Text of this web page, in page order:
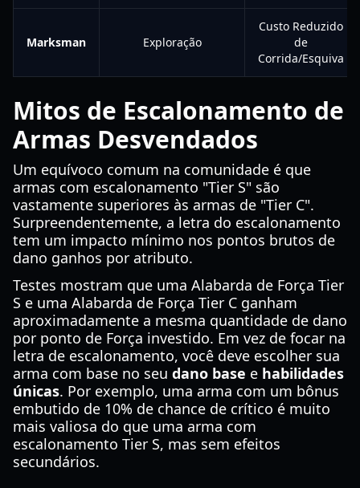
Marksman Exploração
Custo Reduzido
de
Corrida/Esquiva
Mitos de Escalonamento de
Armas Desvendados
Um equívoco comum na comunidade é que
armas com escalonamento "Tier S" são
vastamente superiores às armas de "Tier C".
Surpreendentemente, a letra do escalonamento
tem um impacto mínimo nos pontos brutos de
dano ganhos por atributo.
Testes mostram que uma Alabarda de Força Tier
S e uma Alabarda de Força Tier C ganham
aproximadamente a mesma quantidade de dano
por ponto de Força investido. Em vez de focar na
letra de escalonamento, você deve escolher sua
arma com base no seu dano base e habilidades
únicas. Por exemplo, uma arma com um bônus
embutido de 10% de chance de crítico é muito
mais valiosa do que uma arma com
escalonamento Tier S, mas sem efeitos
secundários.